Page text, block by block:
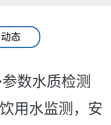
态
数水质检测
用水监测，安